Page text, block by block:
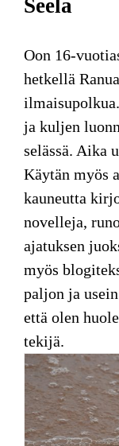
Seela
Oon 16-
hetkellä
ja kuljen
selässä. Aika
Käytän myös
kauneutta
novelleja,
ajatuksen
myös
paljon ja
että olen
tekijä.